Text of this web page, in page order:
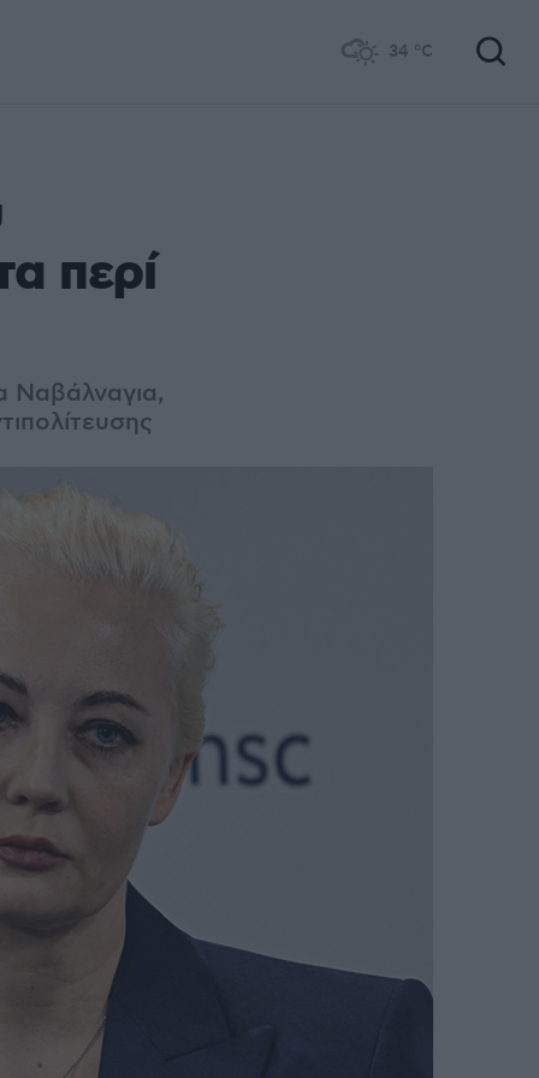
34 °C
περί
Ναβάλναγια,